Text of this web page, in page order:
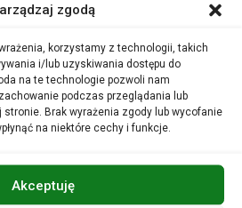
zgodą
korzystamy z technologii, takich
i/lub uzyskiwania dostępu do
na te technologie pozwoli nam
podczas przeglądania lub
Brak wyrażenia zgody lub wycofanie
na niektóre cechy i funkcje.
Akceptuję
DEKLARACJA DOSTĘPNOŚCI